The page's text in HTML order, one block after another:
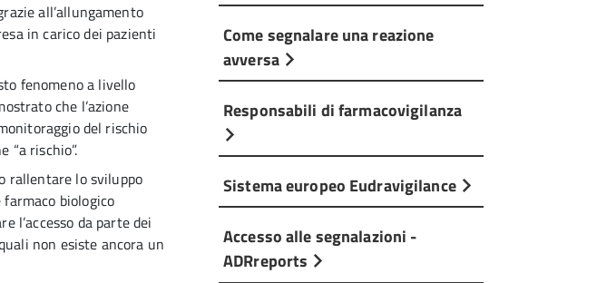
all’allungamento
in carico dei pazienti
fenomeno a livello
che l’azione
del rischio
“a rischio”.
rallentare lo sviluppo
biologico
l’accesso da parte dei
non esiste ancora un
Come segnalare una reazione
avversa
Responsabili di farmacovigilanza
Sistema europeo Eudravigilance
Accesso alle segnalazioni -
ADRreports